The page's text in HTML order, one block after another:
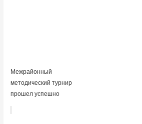
Межрайонный
методический турнир
прошел успешно